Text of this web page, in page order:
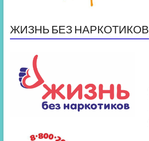
ЖИЗНЬ БЕЗ НАРКОТИКОВ